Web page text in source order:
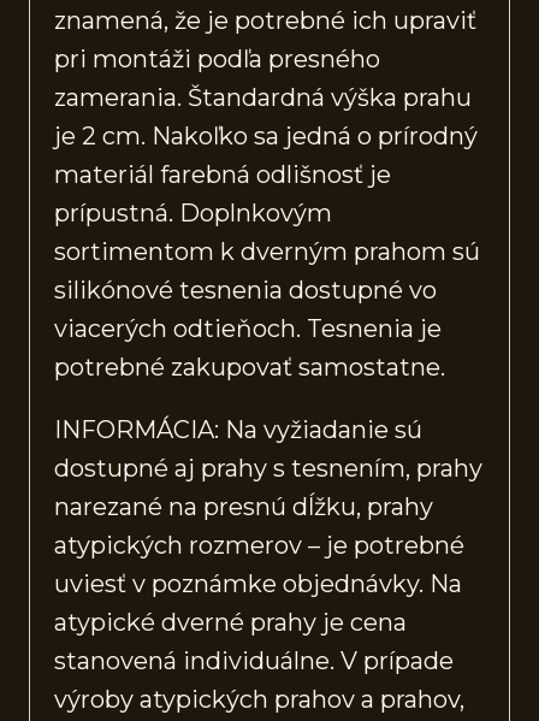
znamená, že je potrebné ich upraviť
pri montáži podľa presného
zamerania. Štandardná výška prahu
je 2 cm. Nakoľko sa jedná o prírodný
materiál farebná odlišnosť je
prípustná. Doplnkovým
sortimentom k dverným prahom sú
silikónové tesnenia dostupné vo
viacerých odtieňoch. Tesnenia je
potrebné zakupovať samostatne.
INFORMÁCIA: Na vyžiadanie sú
dostupné aj prahy s tesnením, prahy
narezané na presnú dĺžku, prahy
atypických rozmerov – je potrebné
uviesť v poznámke objednávky. Na
atypické dverné prahy je cena
stanovená individuálne. V prípade
výroby atypických prahov a prahov,